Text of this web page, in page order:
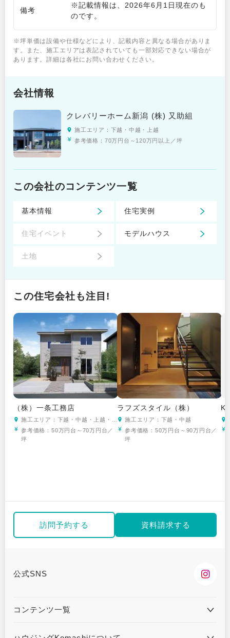
備考
※記載情報は、2026年6月1日現在のも
のです。
※坪単価は設備や仕様などにより、記載内容と異なる場合がありま
す。また、施工エリアは表記されていても一部対応できない場合が
あります。詳細は各社にお問い合わせください。
会社情報
クレバリーホーム新潟 (株) 又助組
施工エリア： 下越・中越・上越
参考価格： 70万円台～120万円以上／坪
この会社のコンテンツ一覧
基本情報 住宅実例
住宅イベント モデルハウス
土地
この住宅会社も注目!
（株）一条工務店
施工エリア：下越・中越・上越・そ
の他
参考価格： 50万円台～70万円台／
坪
ラフズスタイル（株）
施工エリア：下越・中越
参考価格： 50万円台～90万円台／
坪
訪問予約する 資料請求する
公式SNS
コンテンツ一覧
住宅会社とAIマッチング